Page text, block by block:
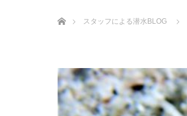
スタッフによる潜水BLOG